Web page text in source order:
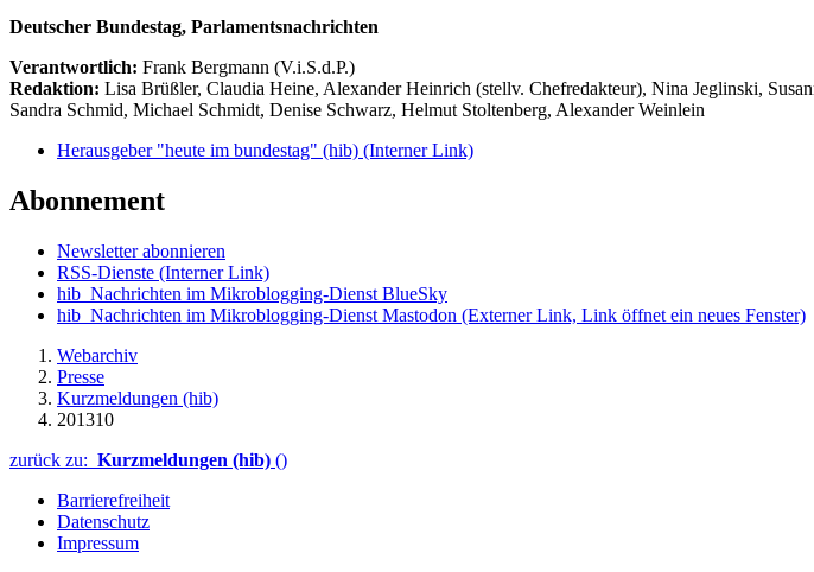
Deutscher Bundestag, Parlamentsnachrichten
Verantwortlich: Frank Bergmann (V.i.S.d.P.)
Redaktion: Lisa Brüßler, Claudia Heine, Alexander Heinrich (stellv. Chefredakteur), Nina Jeglinski,
Sandra Schmid, Michael Schmidt, Denise Schwarz, Helmut Stoltenberg, Alexander Weinlein
Herausgeber "heute im bundestag" (hib) (Interner Link)
Abonnement
Newsletter abonnieren
RSS-Dienste (Interner Link)
hib_Nachrichten im Mikroblogging-Dienst BlueSky
hib_Nachrichten im Mikroblogging-Dienst Mastodon (Externer Link, Link öffnet ein neues Fenster)
Webarchiv
Presse
Kurzmeldungen (hib)
201310
zurück zu: Kurzmeldungen (hib) ()
Barrierefreiheit
Datenschutz
Impressum